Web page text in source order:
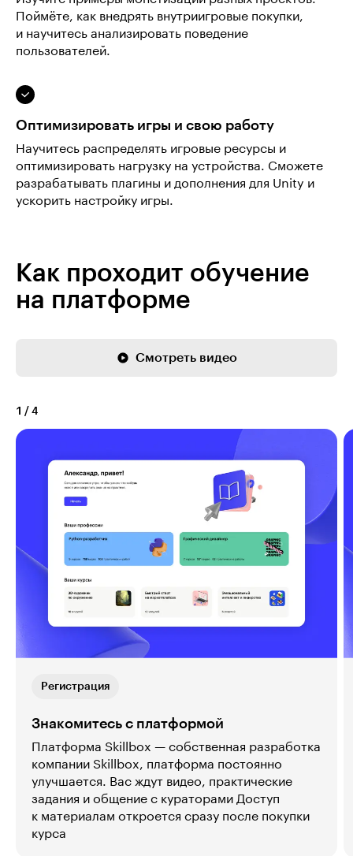
Поймёте, как внедрять внутриигровые покупки,
и научитесь анализировать поведение
пользователей.
Оптимизировать игры и свою работу
Научитесь распределять игровые ресурсы и
оптимизировать нагрузку на устройства. Сможете
разрабатывать плагины и дополнения для Unity и
ускорить настройку игры.
Как проходит обучение
на платформе
Смотреть видео
1 / 4
Регистрация
Знакомитесь с платформой
Платформа Skillbox — собственная разработка
компании Skillbox, платформа постоянно
улучшается. Вас ждут видео, практические
задания и общение с кураторами Доступ
к материалам откроется сразу после покупки
курса